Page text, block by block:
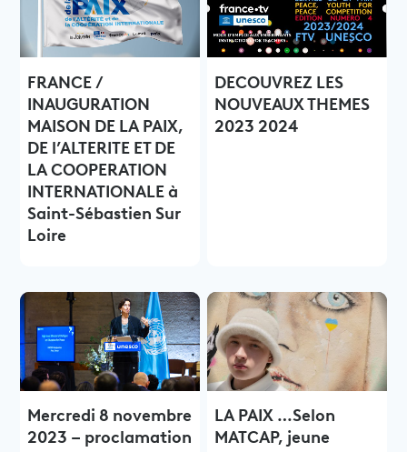
FRANCE /
INAUGURATION
MAISON DE LA PAIX,
DE l’ALTERITE ET DE
LA COOPERATION
INTERNATIONALE à
Saint-Sébastien Sur
Loire
DECOUVREZ LES
NOUVEAUX THEMES
2023 2024
Mercredi 8 novembre
2023 – proclamation
LA PAIX …Selon
MATCAP, jeune